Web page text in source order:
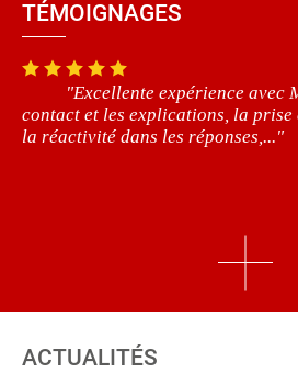
TÉMOIGNAGES
"Excellente expérience avec
contact et les explications, la prise
la réactivité dans les réponses,..."
ACTUALITÉS